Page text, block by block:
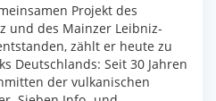
Projekt des
und des Mainzer Leibniz-
zählt er heute zu
Deutschlands: Seit 30 Jahren
der vulkanischen